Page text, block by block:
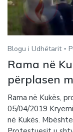
Blogu i Udhëtarit
Rama në
përplasen
Rama në Kukës,
05/04/2019
në Kukës.